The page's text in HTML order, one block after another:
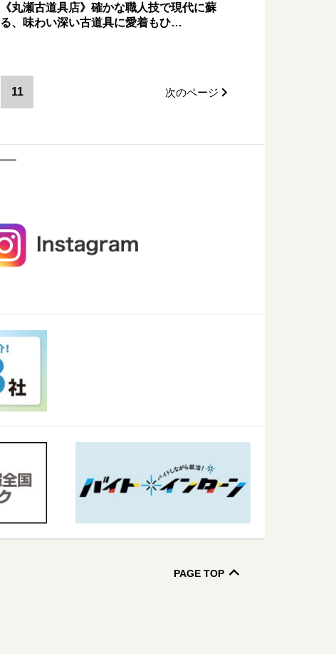
《丸瀬古道具店》確かな職人技で現代に蘇
る、味わい深い古道具に愛着もひ…
11 次のページ
PAGE TOP